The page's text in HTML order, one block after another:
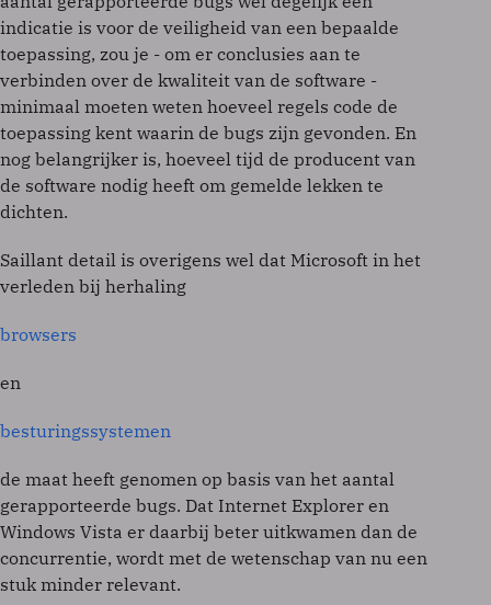
indicatie is voor de veiligheid van een bepaalde
toepassing, zou je - om er conclusies aan te
verbinden over de kwaliteit van de software -
minimaal moeten weten hoeveel regels code de
toepassing kent waarin de bugs zijn gevonden. En
nog belangrijker is, hoeveel tijd de producent van
de software nodig heeft om gemelde lekken te
dichten.
Saillant detail is overigens wel dat Microsoft in het
verleden bij herhaling
browsers
en
besturingssystemen
de maat heeft genomen op basis van het aantal
gerapporteerde bugs. Dat Internet Explorer en
Windows Vista er daarbij beter uitkwamen dan de
concurrentie, wordt met de wetenschap van nu een
stuk minder relevant.